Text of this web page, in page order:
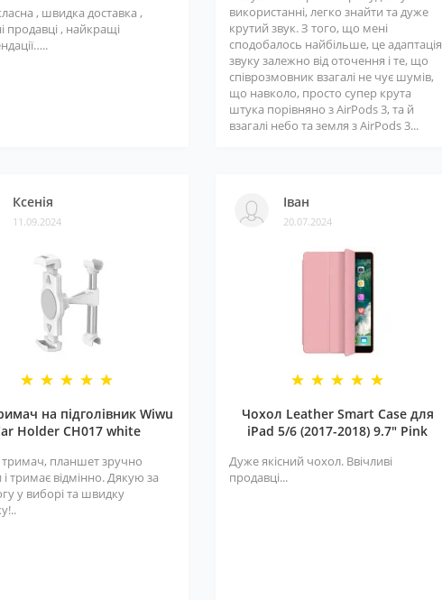
, швидка доставка ,
продавці , найкращі
використанні, легко знайти та дуже
крутий звук. З того, що мені
сподобалось найбільше, це адаптація
звуку залежно від оточення і те, що
співрозмовник взагалі не чує шумів,
що навколо, просто супер крута
штука порівняно з AirPods 3, та й
взагалі небо та земля з AirPods 3...
Ксенія
11.09.2024
на підголівник Wiwu
Holder CH017 white
планшет зручно
і тримає відмінно. Дякую за
у виборі та швидку
Іван
20.07.2024
Чохол Leather Smart Case для
iPad 5/6 (2017-2018) 9.7" Pink
Дуже якісний чохол. Ввічливі
продавці...